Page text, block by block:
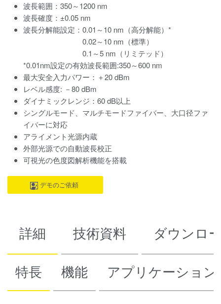
波長範囲：350～1200 nm
波長確度：±0.05 nm
波長分解能設定：0.01～10 nm（高分解能）*
0.02～10 nm（標準）
0.1～5 nm（リミテッド）
*0.01nm設定の有効波長範囲:350～600 nm
最大安全入力パワー：＋20 dBm
レベル感度: －80 dBm
ダイナミックレンジ：60 dB以上
シングルモード、マルチモードファイバー、大口径ファ
イバーに対応
アライメント光源内蔵
外部光源での自動波長校正
可視光の色度図解析機能を搭載
デモのご依頼
詳細 技術資料 ダウンロ
特長 機能 アプリケーション